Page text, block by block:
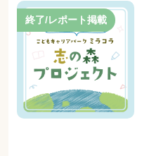
終了/レポート掲載